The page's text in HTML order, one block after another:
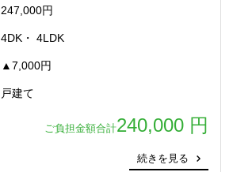
247,000円
4DK・ 4LDK
▲7,000円
戸建て
ご負担金額合計240,000 円
続きを見る